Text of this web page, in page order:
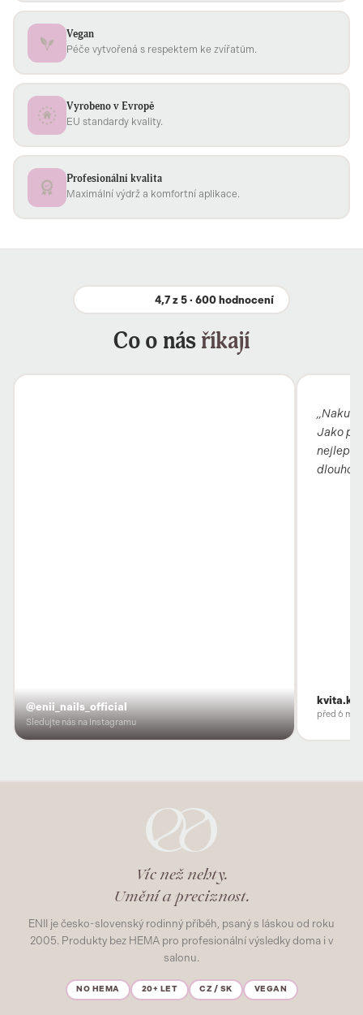
Vegan
Péče vytvořená s respektem ke zvířatům.
Vyrobeno v Evropě
EU standardy kvality.
Profesionální kvalita
Maximální výdrž a komfortní aplikace.
4,7 z 5 · 600 hodnocení
Co o násříkají
@enii_nails_official
Sledujte nás na Instagramu
Jako
nejlepší
dlouho,
před 6
Víc než nehty.
Umění a preciznost.
ENII je česko-slovenský rodinný příběh, psaný s láskou od roku
2005. Produkty bez HEMA pro profesionální výsledky doma i v
salonu.
NO HEMA 20+ LET CZ / SK VEGAN